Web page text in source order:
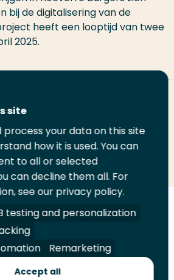
bij de digitalisering van de
heeft een looptijd van twee
2025.
Email
deze
pagina
Print
deze
pagina
A-Z Index
Contact
site
your data on this site
how it is used. You can
to all or selected
can decline them all. For
see our privacy policy.
testing and personalization
Remarketing
Accept all